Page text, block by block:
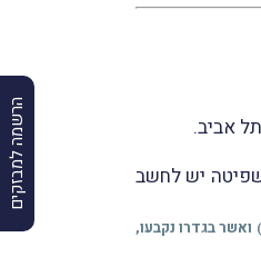
הרשמה למבזקים
יש לחשב
) ואשר בגדרו נקבעו,